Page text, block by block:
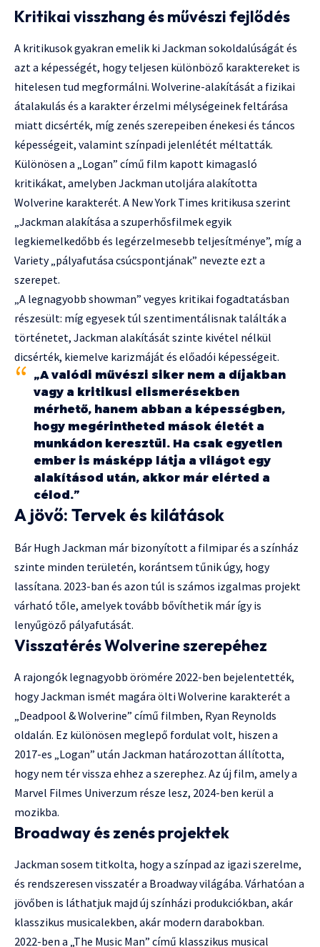
Kritikai visszhang és művészi fejlődés
A kritikusok gyakran emelik ki Jackman sokoldalúságát és
azt a képességét, hogy teljesen különböző karaktereket is
hitelesen tud megformálni. Wolverine-alakítását a fizikai
átalakulás és a karakter érzelmi mélységeinek feltárása
miatt dicsérték, míg zenés szerepeiben énekesi és táncos
képességeit, valamint színpadi jelenlétét méltatták.
Különösen a „Logan” című film kapott kimagasló
kritikákat, amelyben Jackman utoljára alakította
Wolverine karakterét. A New York Times kritikusa szerint
„Jackman alakítása a szuperhősfilmek egyik
legkiemelkedőbb és legérzelmesebb teljesítménye”, míg a
Variety „pályafutása csúcspontjának” nevezte ezt a
szerepet.
„A legnagyobb showman” vegyes kritikai fogadtatásban
részesült: míg egyesek túl szentimentálisnak találták a
történetet, Jackman alakítását szinte kivétel nélkül
dicsérték, kiemelve karizmáját és előadói képességeit.
„A valódi művészi siker nem a díjakban
vagy a kritikusi elismerésekben
mérhető, hanem abban a képességben,
hogy megérintheted mások életét a
munkádon keresztül. Ha csak egyetlen
ember is másképp látja a világot egy
alakításod után, akkor már elérted a
célod.”
A jövő: Tervek és kilátások
Bár Hugh Jackman már bizonyított a filmipar és a színház
szinte minden területén, korántsem tűnik úgy, hogy
lassítana. 2023-ban és azon túl is számos izgalmas projekt
várható tőle, amelyek tovább bővíthetik már így is
lenyűgöző pályafutását.
Visszatérés Wolverine szerepéhez
A rajongók legnagyobb örömére 2022-ben bejelentették,
hogy Jackman ismét magára ölti Wolverine karakterét a
„Deadpool & Wolverine” című filmben, Ryan Reynolds
oldalán. Ez különösen meglepő fordulat volt, hiszen a
2017-es „Logan” után Jackman határozottan állította,
hogy nem tér vissza ehhez a szerephez. Az új film, amely a
Marvel Filmes Univerzum része lesz, 2024-ben kerül a
mozikba.
Broadway és zenés projektek
Jackman sosem titkolta, hogy a színpad az igazi szerelme,
és rendszeresen visszatér a Broadway világába. Várhatóan a
jövőben is láthatjuk majd új színházi produkciókban, akár
klasszikus musicalekben, akár modern darabokban.
2022-ben a „The Music Man” című klasszikus musical